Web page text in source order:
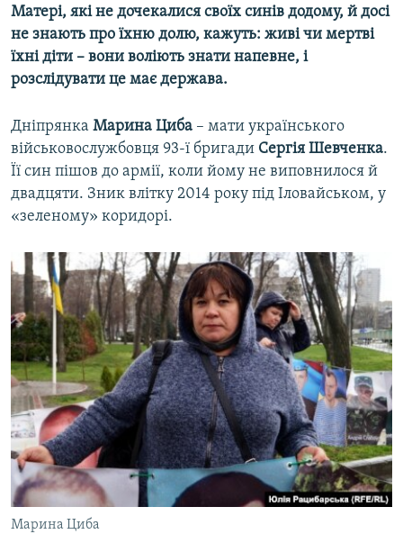
Матері, які не дочекалися своїх синів додому, й досі
не знають про їхню долю, кажуть: живі чи мертві
їхні діти – вони воліють знати напевне, і
розслідувати це має держава.
Дніпрянка Марина Циба – мати українського
військовослужбовця 93-ї бригади Сергія Шевченка.
Її син пішов до армії, коли йому не виповнилося й
двадцяти. Зник влітку 2014 року під Іловайськом, у
«зеленому» коридорі.
Марина Циба